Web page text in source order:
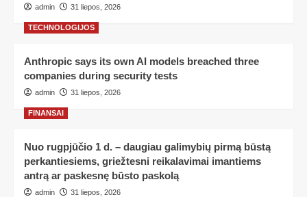
admin 31 liepos, 2026
TECHNOLOGIJOS
Anthropic says its own AI models breached three
companies during security tests
admin 31 liepos, 2026
FINANSAI
Nuo rugpjūčio 1 d. – daugiau galimybių pirmą būstą
perkantiesiems, griežtesni reikalavimai imantiems
antrą ar paskesnę būsto paskolą
admin 31 liepos, 2026